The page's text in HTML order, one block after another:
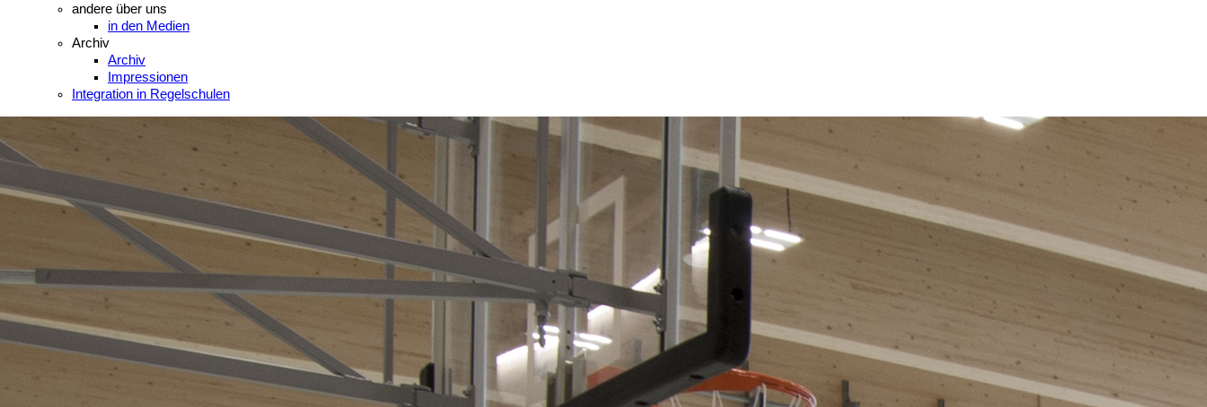
andere über uns
in den Medien
Archiv
Archiv
Impressionen
Integration in Regelschulen